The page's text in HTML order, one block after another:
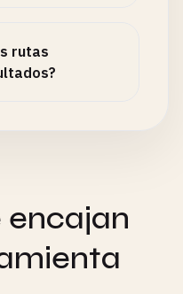
rutas
encajan